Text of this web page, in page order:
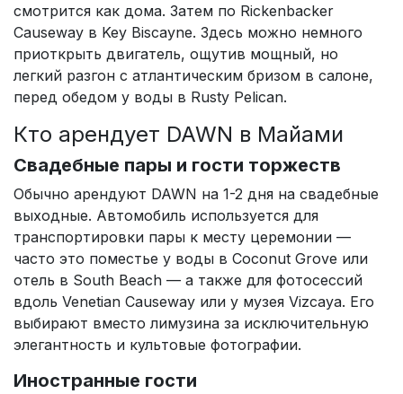
смотрится как дома. Затем по Rickenbacker
Causeway в Key Biscayne. Здесь можно немного
приоткрыть двигатель, ощутив мощный, но
легкий разгон с атлантическим бризом в салоне,
перед обедом у воды в Rusty Pelican.
Кто арендует DAWN в Майами
Свадебные пары и гости торжеств
Обычно арендуют DAWN на 1-2 дня на свадебные
выходные. Автомобиль используется для
транспортировки пары к месту церемонии —
часто это поместье у воды в Coconut Grove или
отель в South Beach — а также для фотосессий
вдоль Venetian Causeway или у музея Vizcaya. Его
выбирают вместо лимузина за исключительную
элегантность и культовые фотографии.
Иностранные гости